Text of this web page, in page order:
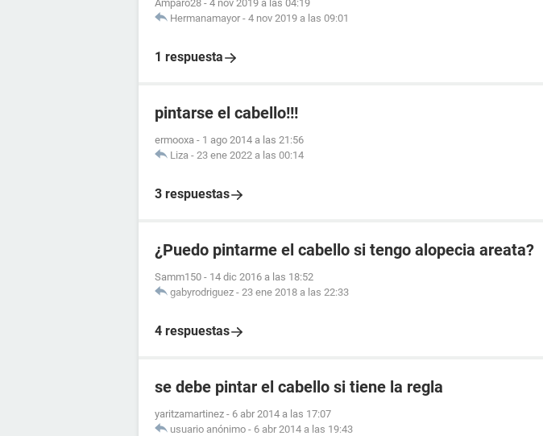
Amparo28 - 4 nov 2019 a las 04:19
Hermanamayor - 4 nov 2019 a las 09:01
1 respuesta
pintarse el cabello!!!
ermooxa - 1 ago 2014 a las 21:56
Liza - 23 ene 2022 a las 00:14
3 respuestas
¿Puedo pintarme el cabello si tengo alopecia areata?
Samm150 - 14 dic 2016 a las 18:52
gabyrodriguez - 23 ene 2018 a las 22:33
4 respuestas
se debe pintar el cabello si tiene la regla
yaritzamartinez - 6 abr 2014 a las 17:07
usuario anónimo - 6 abr 2014 a las 19:43